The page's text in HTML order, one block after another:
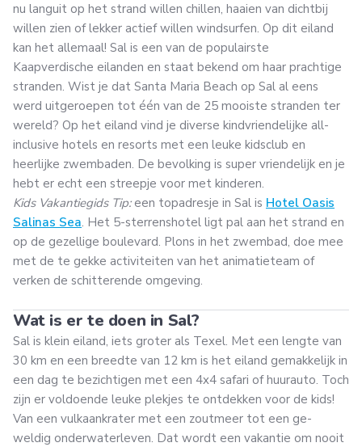
nu languit op het strand willen chillen, haaien van dichtbij
willen zien of lekker actief willen windsurfen. Op dit eiland
kan het allemaal! Sal is een van de populairste
Kaapverdische eilanden en staat bekend om haar prachtige
stranden. Wist je dat Santa Maria Beach op Sal al eens
werd uitgeroepen tot één van de 25 mooiste stranden ter
wereld? Op het eiland vind je diverse kindvriendelijke all-
inclusive hotels en resorts met een leuke kidsclub en
heerlijke zwembaden. De bevolking is super vriendelijk en je
hebt er echt een streepje voor met kinderen.
Kids Vakantiegids Tip: een topadresje in Sal is Hotel Oasis
Salinas Sea. Het 5-sterrenshotel ligt pal aan het strand en
op de gezellige boulevard. Plons in het zwembad, doe mee
met de te gekke activiteiten van het animatieteam of
verken de schitterende omgeving.
Wat is er te doen in Sal?
Sal is klein eiland, iets groter als Texel. Met een lengte van
30 km en een breedte van 12 km is het eiland gemakkelijk in
een dag te bezichtigen met een 4x4 safari of huurauto. Toch
zijn er voldoende leuke plekjes te ontdekken voor de kids!
Van een vulkaankrater met een zoutmeer tot een ge-
weldig onderwaterleven. Dat wordt een vakantie om nooit